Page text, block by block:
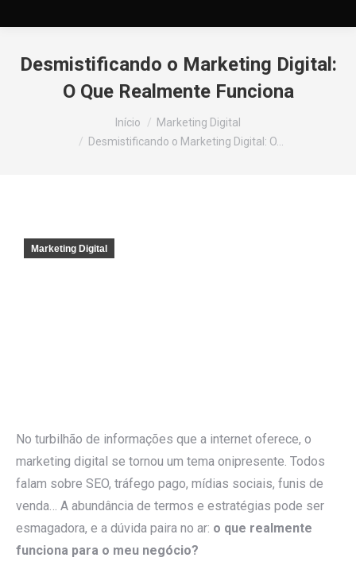
Desmistificando o Marketing Digital:
O Que Realmente Funciona
Início
Marketing Digital
Desmistificando o Marketing Digital: O…
Marketing Digital
No turbilhão de informações que a internet oferece, o
marketing digital se tornou um tema onipresente. Todos
falam sobre SEO, tráfego pago, mídias sociais, funis de
venda… A abundância de termos e estratégias pode ser
esmagadora, e a dúvida paira no ar: o que realmente
funciona para o meu negócio?